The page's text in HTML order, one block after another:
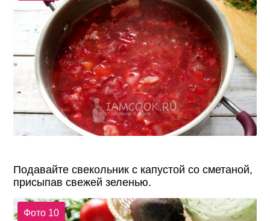
Подавайте свекольник с капустой со сметаной,
присыпав свежей зеленью.
Фото 10